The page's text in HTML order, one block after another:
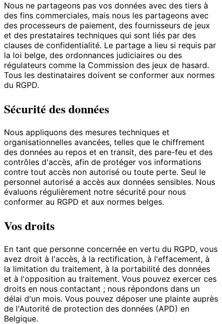
Nous ne partageons pas vos données avec des tiers à
des fins commerciales, mais nous les partageons avec
des processeurs de paiement, des fournisseurs de jeux
et des prestataires techniques qui sont liés par des
clauses de confidentialité. Le partage a lieu si requis par
la loi belge, des ordonnances judiciaires ou des
régulateurs comme la Commission des jeux de hasard.
Tous les destinataires doivent se conformer aux normes
du RGPD.
Sécurité des données
Nous appliquons des mesures techniques et
organisationnelles avancées, telles que le chiffrement
des données au repos et en transit, des pare-feu et des
contrôles d'accès, afin de protéger vos informations
contre tout accès non autorisé ou toute perte. Seul le
personnel autorisé a accès aux données sensibles. Nous
évaluons régulièrement notre sécurité pour nous
conformer au RGPD et aux normes belges.
Vos droits
En tant que personne concernée en vertu du RGPD, vous
avez droit à l'accès, à la rectification, à l'effacement, à
la limitation du traitement, à la portabilité des données
et à l'opposition au traitement. Vous pouvez exercer ces
droits en nous contactant ; nous répondons dans un
délai d'un mois. Vous pouvez déposer une plainte auprès
de l'Autorité de protection des données (APD) en
Belgique.